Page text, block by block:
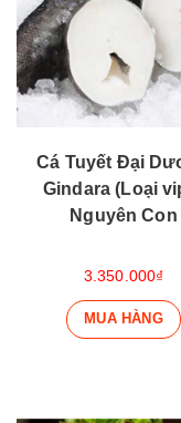
Cá Tuyết Đại
Gindara (Loại
Nguyên Con
3.350.000₫
MUA HÀNG